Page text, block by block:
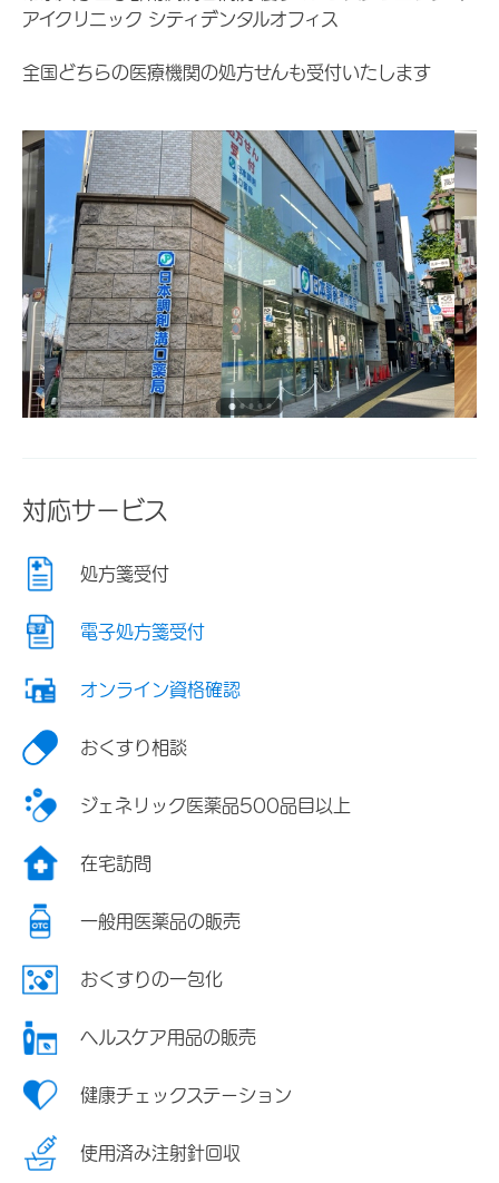
アイクリニック シティデンタルオフィス
全国どちらの医療機関の処方せんも受付いたします
対応サービス
処方箋受付
電子処方箋受付
オンライン資格確認
おくすり相談
ジェネリック医薬品500品目以上
在宅訪問
一般用医薬品の販売
おくすりの一包化
ヘルスケア用品の販売
健康チェックステーション
使用済み注射針回収